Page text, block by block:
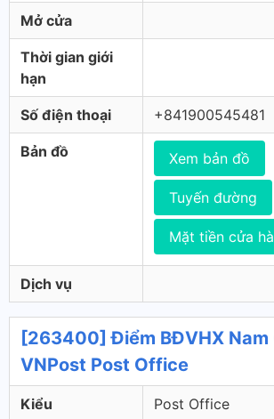
Mở cửa
Thời gian giới
hạn
Số điện thoại +841900545481
Bản đồ Xem bản đồ
Tuyến đường
Mặt tiền cửa
Dịch vụ
[263400] Điểm BĐVHX Nam
VNPost Post Office
Kiểu Post Office